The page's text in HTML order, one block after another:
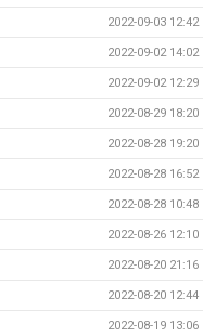
2022-09-03 12:42
2022-09-02 14:02
2022-09-02 12:29
2022-08-29 18:20
2022-08-28 19:20
2022-08-28 16:52
2022-08-28 10:48
2022-08-26 12:10
2022-08-20 21:16
2022-08-20 12:44
2022-08-19 13:06